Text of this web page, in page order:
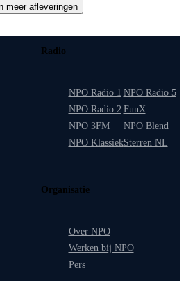
meer afleveringen
Radio
NPO Radio 1
NPO Radio 2
NPO 3FM
NPO Klassiek
NPO Radio 5
FunX
NPO Blend
Sterren NL
Organisatie
Over NPO
Werken bij NPO
Pers